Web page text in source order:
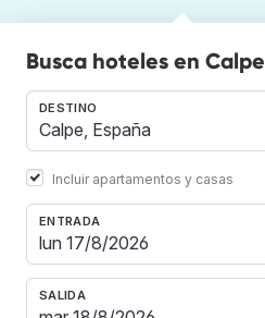
Busca hoteles en Calpe
DESTINO
Incluir apartamentos y casas
ENTRADA
SALIDA